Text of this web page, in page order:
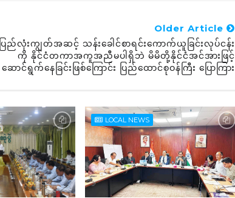
Older Article
ပြည်လုံးကျွတ်အဆင့် သန်းခေါင်စာရင်းကောက်ယူခြင်းလုပ်ငန်း
ကို နိုင်ငံတကာအကူအညီမပါရှိဘဲ မိမိတို့နိုင်ငံအင်အားဖြင့်
ဆောင်ရွက်နေခြင်းဖြစ်ကြောင်း ပြည်ထောင်စုဝန်ကြီး ပြောကြား
LOCAL NEWS